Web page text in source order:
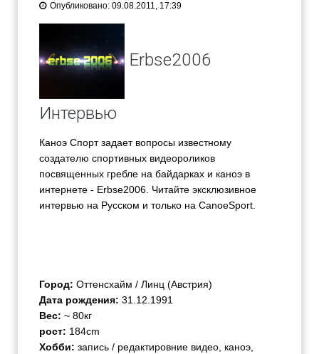
Опубликовано: 09.08.2011, 17:39
Erbse2006
Интервью
Каноэ Спорт задает вопросы известному
создателю спортивных видеороликов
посвященных гребле на байдарках и каноэ в
интернете - Erbse2006. Читайте эксклюзивное
интервью на Русском и только на CanoeSport.
Город: Оттенсхайм / Линц (Австрия)
Дата рождения: 31.12.1991
Вес: ~ 80кг
рост: 184cm
Хобби: запись / редактировние видео, каноэ,